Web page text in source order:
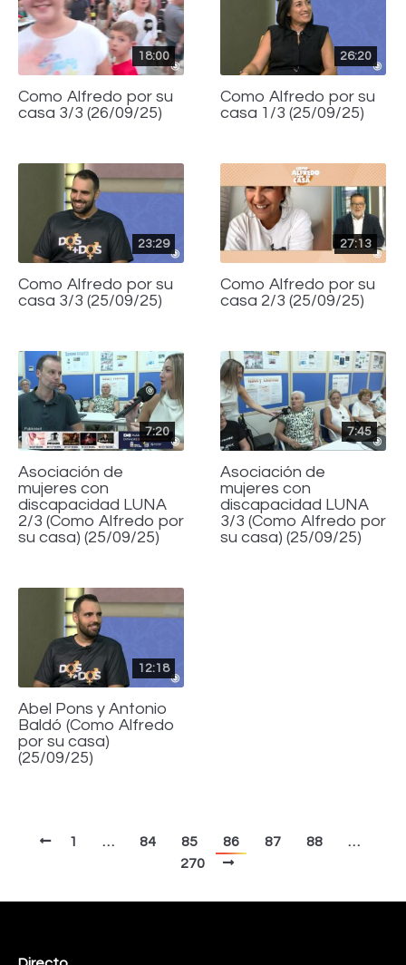
18:00
Como Alfredo por su
casa 3/3 (26/09/25)
26:20
Como Alfredo por su
casa 1/3 (25/09/25)
23:29
Como Alfredo por su
casa 3/3 (25/09/25)
27:13
Como Alfredo por su
casa 2/3 (25/09/25)
7:20
Asociación de
mujeres con
discapacidad LUNA
2/3 (Como Alfredo por
su casa) (25/09/25)
7:45
Asociación de
mujeres con
discapacidad LUNA
3/3 (Como Alfredo por
su casa) (25/09/25)
12:18
Abel Pons y Antonio
Baldó (Como Alfredo
por su casa)
(25/09/25)
1 … 84 85 86 87 88
…
270